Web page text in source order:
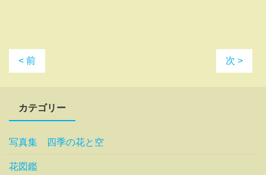
< 前 次 >
カテゴリー
写真集 四季の花と空
花図鑑